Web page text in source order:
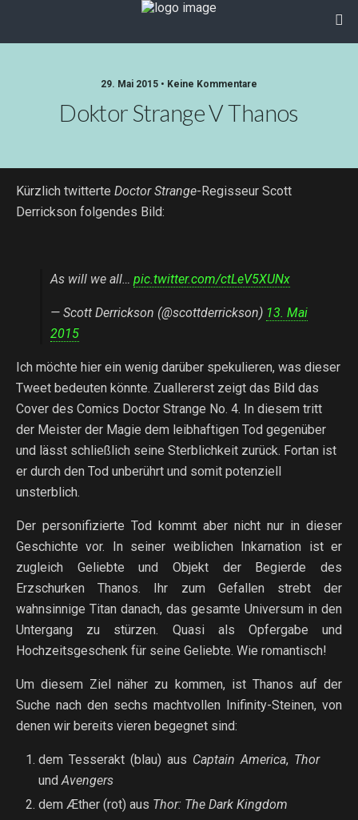
29. Mai 2015 • Keine Kommentare
Doktor Strange V Thanos
Kürzlich twitterte Doctor Strange-Regisseur Scott
Derrickson folgendes Bild:
As will we all… pic.twitter.com/ctLeV5XUNx
— Scott Derrickson (@scottderrickson) 13. Mai
2015
Ich möchte hier ein wenig darüber spekulieren, was dieser
Tweet bedeuten könnte. Zuallererst zeigt das Bild das
Cover des Comics Doctor Strange No. 4. In diesem tritt
der Meister der Magie dem leibhaftigen Tod gegenüber
und lässt schließlich seine Sterblichkeit zurück. Fortan ist
er durch den Tod unberührt und somit potenziell
unsterblich.
Der personifizierte Tod kommt aber nicht nur in dieser
Geschichte vor. In seiner weiblichen Inkarnation ist er
zugleich Geliebte und Objekt der Begierde des
Erzschurken Thanos. Ihr zum Gefallen strebt der
wahnsinnige Titan danach, das gesamte Universum in den
Untergang zu stürzen. Quasi als Opfergabe und
Hochzeitsgeschenk für seine Geliebte. Wie romantisch!
Um diesem Ziel näher zu kommen, ist Thanos auf der
Suche nach den sechs machtvollen Inifinity-Steinen, von
denen wir bereits vieren begegnet sind:
dem Tesserakt (blau) aus Captain America, Thor
undAvengers
dem Æther (rot) aus Thor: The Dark Kingdom